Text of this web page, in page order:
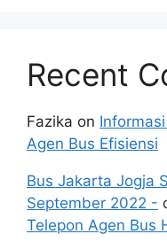
Recent
Fazika on
Agen Bus Efisiensi
Bus Jakarta Jogja
September 2022 -
Telepon Agen Bus